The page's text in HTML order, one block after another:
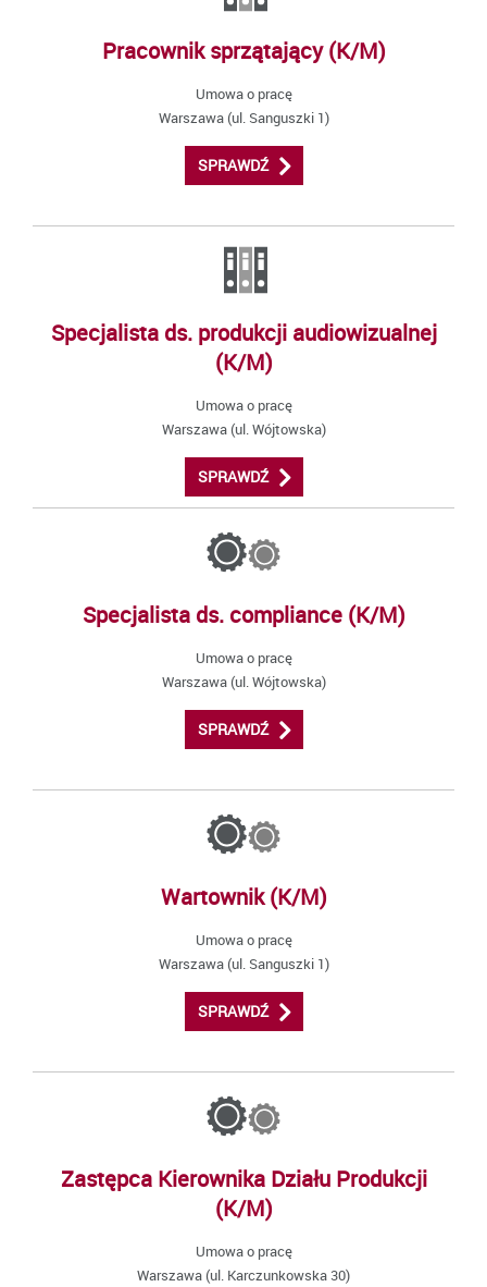
Pracownik sprzątający (K/M)
Umowa o pracę
Warszawa (ul. Sanguszki 1)
SPRAWDŹ
Specjalista ds. produkcji audiowizualnej
(K/M)
Umowa o pracę
Warszawa (ul. Wójtowska)
SPRAWDŹ
Specjalista ds. compliance (K/M)
Umowa o pracę
Warszawa (ul. Wójtowska)
SPRAWDŹ
Wartownik (K/M)
Umowa o pracę
Warszawa (ul. Sanguszki 1)
SPRAWDŹ
Zastępca Kierownika Działu Produkcji
(K/M)
Umowa o pracę
Warszawa (ul. Karczunkowska 30)